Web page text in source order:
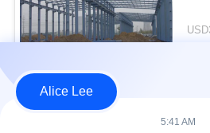
เป็น
ส่วน
ตัว
หมวดหมู่ยอดนิยม
Alice Lee
5:41 AM